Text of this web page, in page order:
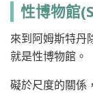
性博物館
來到阿姆斯特丹
就是性博物館。
礙於尺度的關係